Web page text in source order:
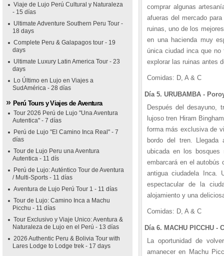
Viaje de Lujo Perú Cultural y Naturaleza
- 15 días
Ultimate Adventure Southern Peru Tour -
18 days
Complete Peru & Galapagos tour - 19
days
Ultimate Luxury Latin America Tour - 23
days
Lo Último en Lujo en Viajes a
SudAmérica - 28 días
Perú Tours y Viajes de Aventura
Tour 2026 Perú de Lujo "Una Aventura
Autentica" - 7 días
Perú de Lujo "El Camino Inca Real" - 7
días
Tour de Lujo Peru una Aventura
Autentica - 11 dís
Perú de Lujo: Auténtico Tour de Aventura
/ Multi-Sports - 11 días
Aventura de Lujo Perú Tour 1 - 11 días
Tour de Lujo: Camino Inca a Machu
Picchu - 11 días
Tour Exclusivo y Viaje Unico: Aventura &
Naturaleza de Lujo en el Perú - 13 días
2026 Authentic Peru & Bolivia Tour with
Lares Lodge to Lodge trek - 17 days
comprar algunas
afueras del mercado
ruinas, uno de los
en una hacienda muy
única ciudad inca que no
explorar las ruinas antes
Comidas: D, A & C
Día 5. URUBAMBA -
Después del desayuno,
lujoso tren Hiram
forma más exclusiva de
bordo del tren.
ubicada en los
embarcará en el
antigua ciudadela Inca.
espectacular de la
alojamiento y una
Comidas: D, A & C
Día 6. MACHU PICCHU -
La oportunidad de
amanecer en Machu